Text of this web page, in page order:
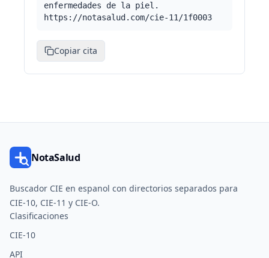
enfermedades de la piel.
https://notasalud.com/cie-11/1f0003
Copiar cita
NotaSalud
Buscador CIE en espanol con directorios separados para
CIE-10, CIE-11 y CIE-O.
Clasificaciones
CIE-10
API